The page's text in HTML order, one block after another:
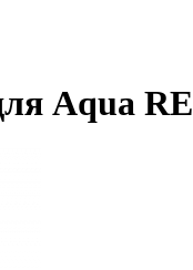
Aqua RE